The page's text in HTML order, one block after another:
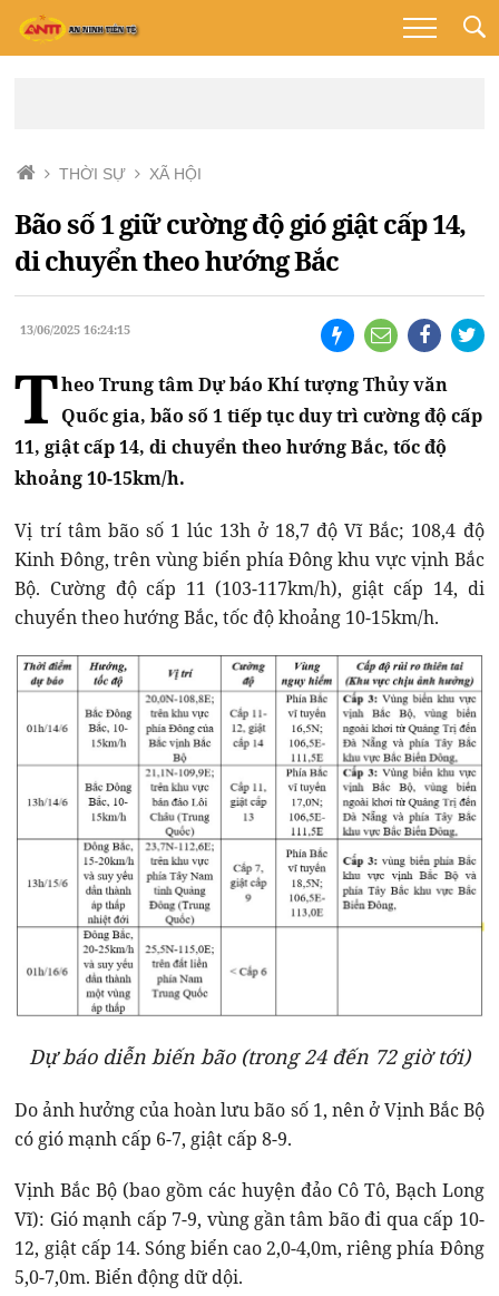
THỜI SỰ XÃ HỘI
Bão số 1 giữ cường độ gió giật cấp 14,
di chuyển theo hướng Bắc
13/06/2025 16:24:15
Theo Trung tâm Dự báo Khí tượng Thủy văn
Quốc gia, bão số 1 tiếp tục duy trì cường độ cấp
11, giật cấp 14, di chuyển theo hướng Bắc, tốc độ
khoảng 10-15km/h.
Vị trí tâm bão số 1 lúc 13h ở 18,7 độ Vĩ Bắc; 108,4 độ
Kinh Đông, trên vùng biển phía Đông khu vực vịnh Bắc
Bộ. Cường độ cấp 11 (103-117km/h), giật cấp 14, di
chuyển theo hướng Bắc, tốc độ khoảng 10-15km/h.
Dự báo diễn biến bão (trong 24 đến 72 giờ tới)
Do ảnh hưởng của hoàn lưu bão số 1, nên ở Vịnh Bắc Bộ
có gió mạnh cấp 6-7, giật cấp 8-9.
Vịnh Bắc Bộ (bao gồm các huyện đảo Cô Tô, Bạch Long
Vĩ): Gió mạnh cấp 7-9, vùng gần tâm bão đi qua cấp 10-
12, giật cấp 14. Sóng biển cao 2,0-4,0m, riêng phía Đông
5,0-7,0m. Biển động dữ dội.